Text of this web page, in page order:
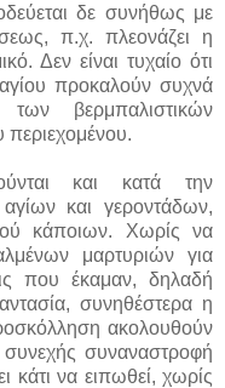
δε συνήθως με
π.χ. πλεονάζει η
Δεν είναι τυχαίο ότι
προκαλούν συχνά
βερμπαλιστικών
περιεχομένου.
και κατά την
και γεροντάδων,
κάποιων. Χωρίς να
μαρτυριών για
που έκαμαν, δηλαδή
συνηθέστερα η
ακολουθούν
συνεχής συναναστροφή
κάτι να ειπωθεί, χωρίς